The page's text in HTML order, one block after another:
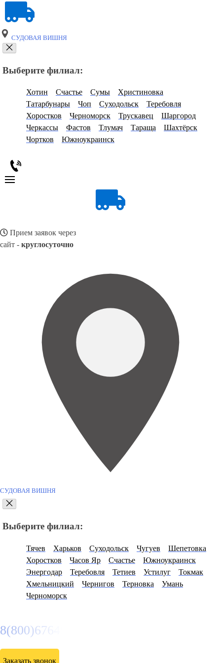
СУДОВАЯ ВИШНЯ
Выберите филиал:
Хотин Счастье Сумы
Христиновка
Татарбунары
Чоп Суходольск
Теребовля
Хоростков
Черноморск Трускавец
Шаргород
Черкассы
Фастов Тлумач Тараща
Шахтёрск
Чортков
Южноукраинск
Прием заявок через
сайт - круглосуточно
СУДОВАЯ ВИШНЯ
Выберите филиал:
Тячев Харьков Суходольск Чугуев
Шепетовка
Хоростков
Часов Яр Счастье
Южноукраинск
Энергодар
Теребовля Тетиев Устилуг
Токмак
Хмельницкий
Чернигов Терновка
Умань
Черноморск
8(800)6764935
Заказать звонок